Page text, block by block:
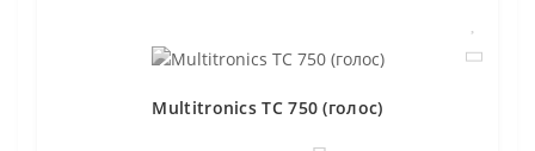
Multitronics TC 750 (голос)